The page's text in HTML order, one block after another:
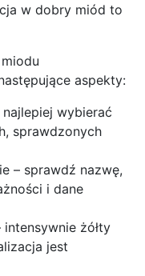
w dobry miód to
aspekty:
wybierać
sprawdzonych
– sprawdź nazwę,
i dane
żółty
jest